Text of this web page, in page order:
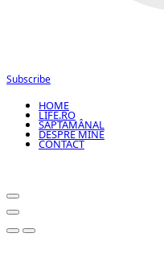
Subscribe
HOME
LIFE.RO
SĂPTĂMÂNAL
DESPRE MINE
CONTACT